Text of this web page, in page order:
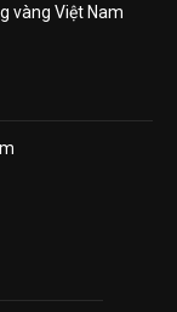
vàng Việt Nam